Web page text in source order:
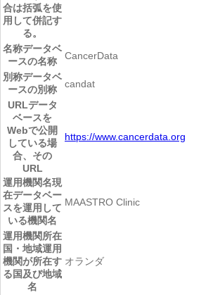
合は括弧を使
用して併記す
る。
名称データベ
ースの名称
CancerData
別称データベ
ースの別称
candat
URLデータ
ベースを
Webで公開
している場
合、その
URL
https://www.cancerdata.org
運用機関名現
在データベー
スを運用して
いる機関名
MAASTRO Clinic
運用機関所在
国・地域運用
機関が所在す
る国及び地域
名
オランダ